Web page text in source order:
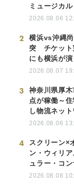
ミュージカル
2026.08.06
2
横浜vs沖縄
突 チケット
にも横浜が
2026.08.07
3
神奈川県厚
点が稼働～
し物流ネッ
2026.08.06
4
スクリーン×
ン・ウィリ
ュラー・コ
2026.08.08